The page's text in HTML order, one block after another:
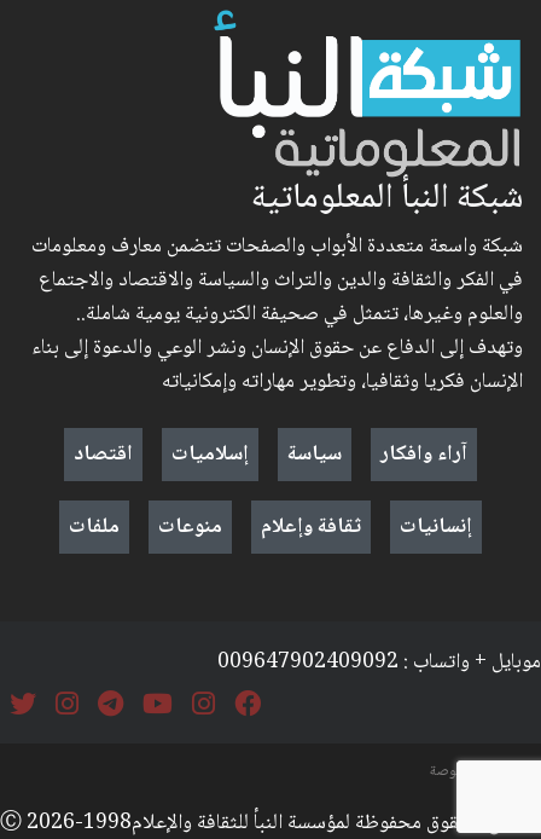
شبكة النبأ المعلوماتية
شبكة واسعة متعددة الأبواب والصفحات تتضمن معارف ومعلومات
في الفكر والثقافة والدين والتراث والسياسة والاقتصاد والاجتماع
والعلوم وغيرها، تتمثل في صحيفة الكترونية يومية شاملة..
وتهدف إلى الدفاع عن حقوق الإنسان ونشر الوعي والدعوة إلى بناء
الإنسان فكريا وثقافيا، وتطوير مهاراته وإمكانياته
آراء وافكار
سياسة إسلاميات
اقتصاد
إنسانيات
ثقافة وإعلام منوعات ملفات
موبايل + واتساب : 009647902409092
السياسة والخصوصة
جميع الحقوق محفوظة لمؤسسة النبأ للثقافة والإعلامⒸ 2026-1998